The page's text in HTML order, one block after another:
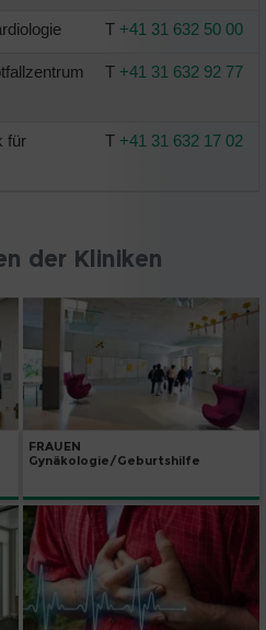
T +41 31 632 50 00
T +41 31 632 92 77
für
T +41 31 632 17 02
der Kliniken
FRAUEN
Gynäkologie/Geburtshilfe